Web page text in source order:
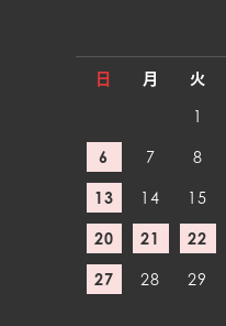
日 月 火
1
6 7 8
13 14 15
20 21 22
27 28 29